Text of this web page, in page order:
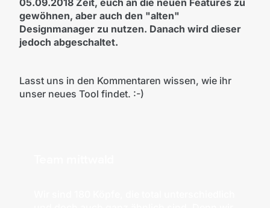
gewöhnen, aber auch den "alten"
Designmanager zu nutzen. Danach wird dieser
jedoch abgeschaltet.
Lasst uns in den Kommentaren wissen, wie ihr
unser neues Tool findet. :-)